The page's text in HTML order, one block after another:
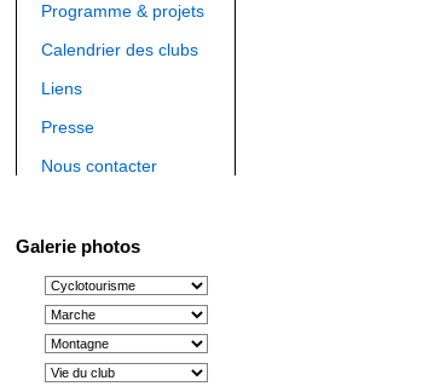
Programme & projets
Calendrier des clubs
Liens
Presse
Nous contacter
Galerie photos